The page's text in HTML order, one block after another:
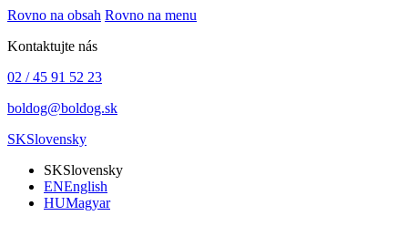
Rovno na obsah Rovno na menu
Kontaktujte nás
02 / 45 91 52 23
boldog@boldog.sk
SKSlovensky
SKSlovensky
ENEnglish
HUMagyar